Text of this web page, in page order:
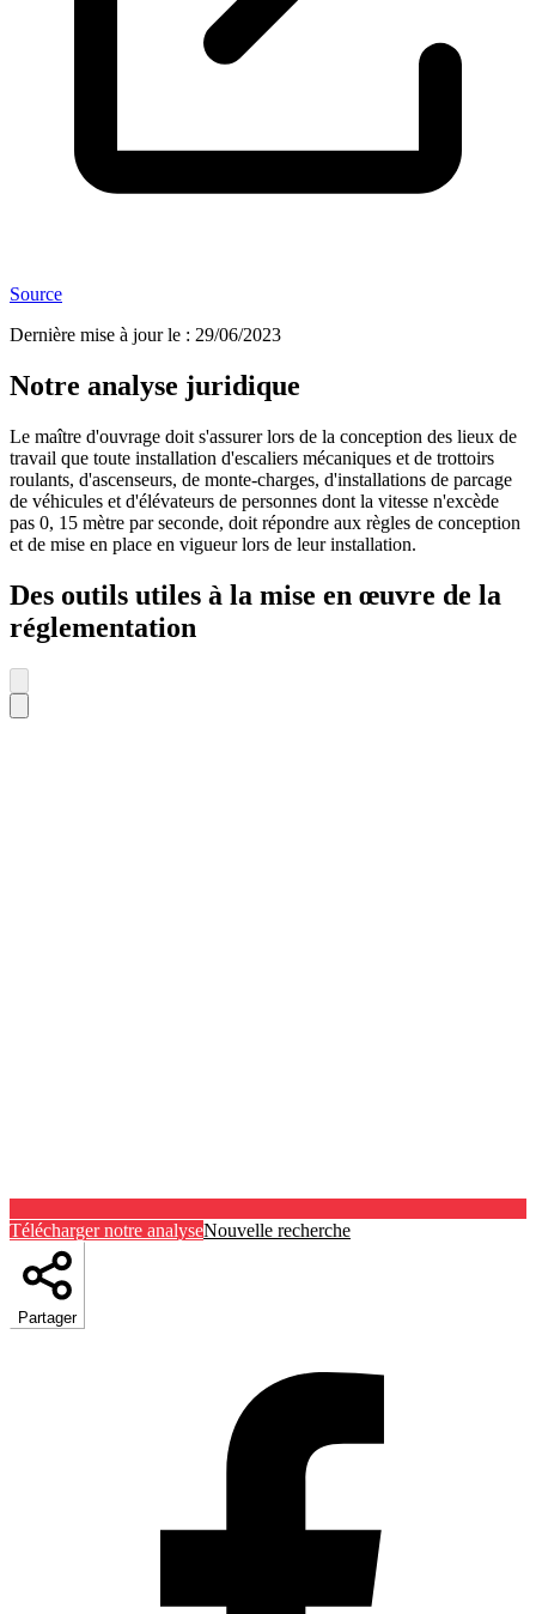
Source
Dernière mise à jour le : 29/06/2023
Notre analyse juridique
Le maître d'ouvrage doit s'assurer lors de la conception des lieux de
travail que toute installation d'escaliers mécaniques et de trottoirs
roulants, d'ascenseurs, de monte-charges, d'installations de parcage
de véhicules et d'élévateurs de personnes dont la vitesse n'excède
pas 0, 15 mètre par seconde, doit répondre aux règles de conception
et de mise en place en vigueur lors de leur installation.
Des outils utiles à la mise en œuvre de la
réglementation
Télécharger notre analyseNouvelle recherche
Partager